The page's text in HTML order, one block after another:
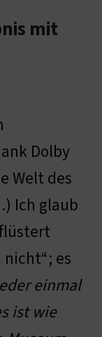
mit
Dolby
Welt des
Ich glaub
nicht“; es
einmal
ist wie